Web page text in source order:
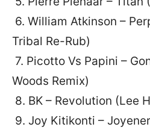
6. William Atkinson –
Tribal Re-Rub)
7. Picotto Vs Papini –
Woods Remix)
8. BK – Revolution (Lee
9. Joy Kitikonti –